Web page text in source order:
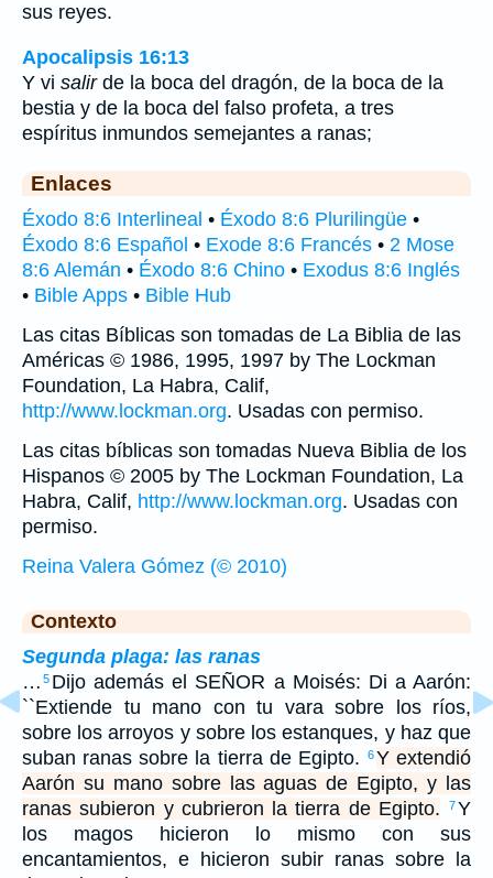
sus reyes.
Apocalipsis 16:13
Y vi salirde la boca del dragón, de la boca de la
bestia y de la boca del falso profeta, a tres
espíritus inmundos semejantes a ranas;
Enlaces
Éxodo 8:6 Interlineal • Éxodo 8:6 Plurilingüe •
Éxodo 8:6 Español • Exode 8:6 Francés • 2 Mose
8:6 Alemán • Éxodo 8:6 Chino • Exodus 8:6 Inglés
• Bible Apps • Bible Hub
Las citas Bíblicas son tomadas de La Biblia de las
Américas © 1986, 1995, 1997 by The Lockman
Foundation, La Habra, Calif,
http://www.lockman.org. Usadas con permiso.
Las citas bíblicas son tomadas Nueva Biblia de los
Hispanos © 2005 by The Lockman Foundation, La
Habra, Calif, http://www.lockman.org. Usadas con
permiso.
Reina Valera Gómez (© 2010)
Contexto
Segunda plaga: las ranas
… 5 Dijo además el SEÑOR a Moisés: Di a Aarón:
``Extiende tu mano con tu vara sobre los ríos,
sobre los arroyos y sobre los estanques, y haz que
suban ranas sobre la tierra de Egipto.
6Y extendió
Aarón su mano sobre las aguas de Egipto, y las
ranas subieron y cubrieron la tierra de Egipto.
7Y
los magos hicieron lo mismo con sus
encantamientos, e hicieron subir ranas sobre la